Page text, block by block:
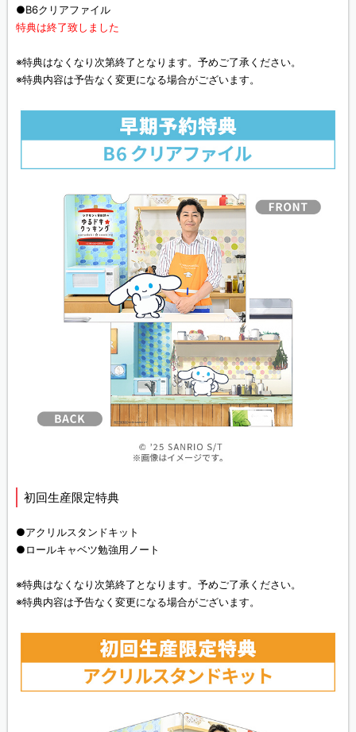
●B6クリアファイル
特典は終了致しました
※特典はなくなり次第終了となります。予めご了承ください。
※特典内容は予告なく変更になる場合がございます。
初回生産限定特典
●アクリルスタンドキット
●ロールキャベツ勉強用ノート
※特典はなくなり次第終了となります。予めご了承ください。
※特典内容は予告なく変更になる場合がございます。